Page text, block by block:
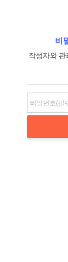
비
작성자와 관